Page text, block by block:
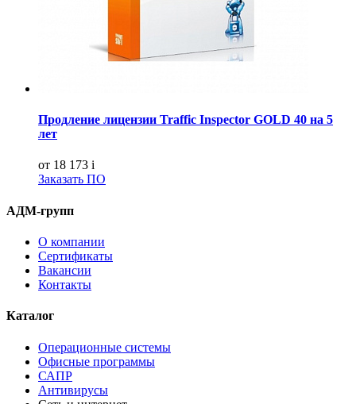
Продление лицензии Traffic Inspector GOLD 40 на 5
лет
от 18 173 i
Заказать ПО
АДМ-групп
О компании
Сертификаты
Вакансии
Контакты
Каталог
Операционные системы
Офисные программы
САПР
Антивирусы